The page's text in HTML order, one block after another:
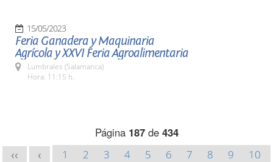
15/05/2023
Feria Ganadera y Maquinaria
Agrícola y XXVI Feria Agroalimentaria
Lumbrales (Salamanca)
Hora: 11:15 h.
Página 187de 434
<< < 1 2 3 4 5 6 7 8 9
10